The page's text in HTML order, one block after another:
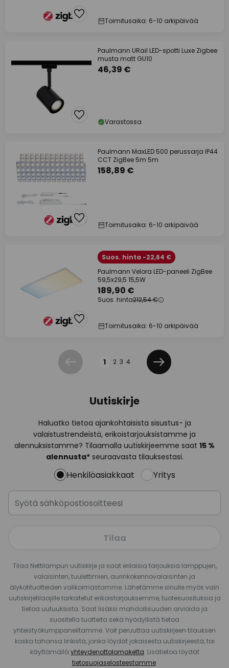
Toimitusaika: 6-10 arkipäivää
Paulmann URail LED-spotti Luxe Zigbee
musta matt GU10
46,39 €
Varastossa
Paulmann MaxLED 500 perussarja IP44
CCT ZigBee 5m 5m
158,89 €
Toimitusaika: 6-10 arkipäivää
Suos. hinta -22,64 €
Paulmann Velora LED-paneeli ZigBee
59,5x29,5 15,5W
189,90 €
Suos. hinta212,54 €
Toimitusaika: 6-10 arkipäivää
Edellinen 1 2 3 4
Seuraava
Uutiskirje
Haluatko tietoa ajankohtaisista sisustus- ja
valaistustrendeistä, erikoistarjouksistamme ja
alennuksistamme? Tilaamalla uutiskirjeemme saat 15 %
alennusta*seuraavasta tilauksestasi.
Henkilöasiakkaat Yritys
Tilaa
Tilaa Nettilampun uutiskirje ja saat erilaisia tarjouksia lamppujen,
valaisinten, tuulettimien, aurinkokennovalaisinten ja
älykotituotteiden valikoimastamme. Lähetämme sinulle myös vain
uutiskirjetilaajille tarkoitetut erikoistarjouksemme, tuotesuosituksia ja
tietoa uutuuksista. Saat lisäksi mahdollisuuden arvioida ja
suositella tuotteita sekä hyödyllistä tietoa
yhteistyökumppaneiltamme. Voit peruuttaa uutiskirjeen tilauksen
koska tahansa linkistä, jonka löydät jokaisesta uutiskirjeestä, tai
käyttämällä yhteydenottolomaketta. Lisätietoa löydät
tietosuojaselosteestamme.